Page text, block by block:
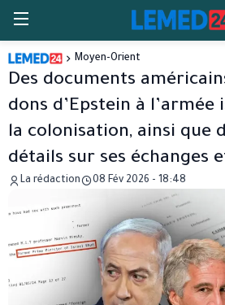
Moyen-Orient
Des documents
dons d’Epstein à l’armée
la colonisation, ainsi que
détails sur ses échanges
La rédaction 08 Fév 2026 - 18:48